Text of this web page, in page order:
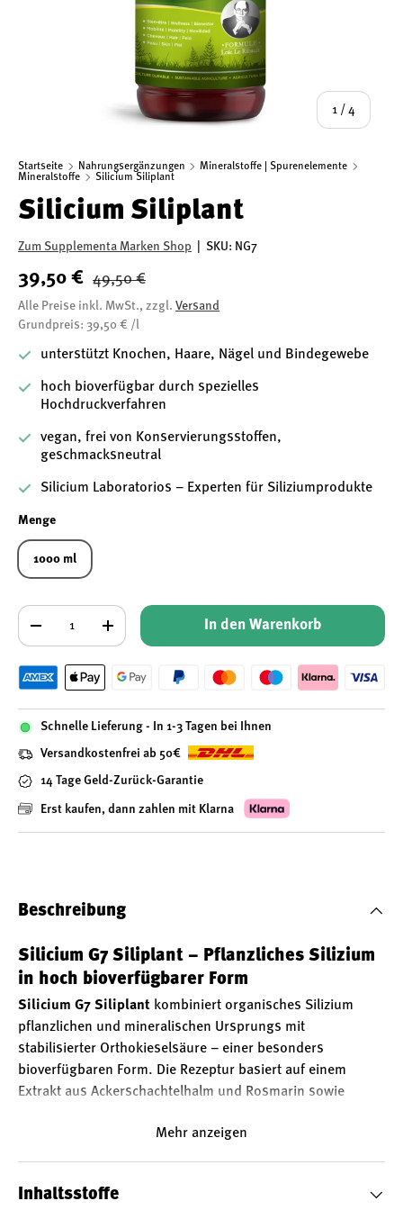
1 / von
4
Startseite Nahrungsergänzungen
Mineralstoffe | Spurenelemente
Mineralstoffe
Silicium Siliplant
Silicium Siliplant
Zum Supplementa Marken Shop SKU: NG7
39,50 € 49,50 €
Alle Preise inkl. MwSt., zzgl. Versand
Grundpreis: 39,50 € /l
unterstützt Knochen, Haare, Nägel und Bindegewebe
hoch bioverfügbar durch spezielles
Hochdruckverfahren
vegan, frei von Konservierungsstoffen,
geschmacksneutral
Silicium Laboratorios – Experten für Siliziumprodukte
Menge
1000 ml
Anzahl
+ In den Warenkorb
Schnelle Lieferung - In 1-3 Tagen bei Ihnen
Versandkostenfrei ab 50€
14 Tage Geld-Zurück-Garantie
Erst kaufen, dann zahlen mit Klarna
Beschreibung
Silicium G7 Siliplant – Pflanzliches Silizium
in hoch bioverfügbarer Form
Silicium G7 Siliplant kombiniert organisches Silizium
pflanzlichen und mineralischen Ursprungs mit
stabilisierter Orthokieselsäure – einer besonders
bioverfügbaren Form. Die Rezeptur basiert auf einem
Extrakt aus Ackerschachtelhalm und Rosmarin sowie
Hochdrucktechnologie
Das Silizium wird bei der Herstellung einem einzigartigen
Mehr anzeigen
Inhaltsstoffe